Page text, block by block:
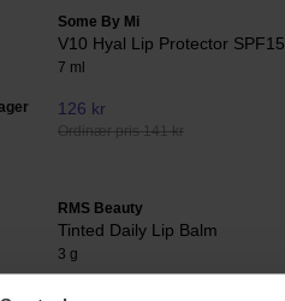
Some By Mi
V10 Hyal Lip Protector SPF15
7 ml
126 kr
Ordinær pris 141 kr
RMS Beauty
Tinted Daily Lip Balm
3 g
324 kr